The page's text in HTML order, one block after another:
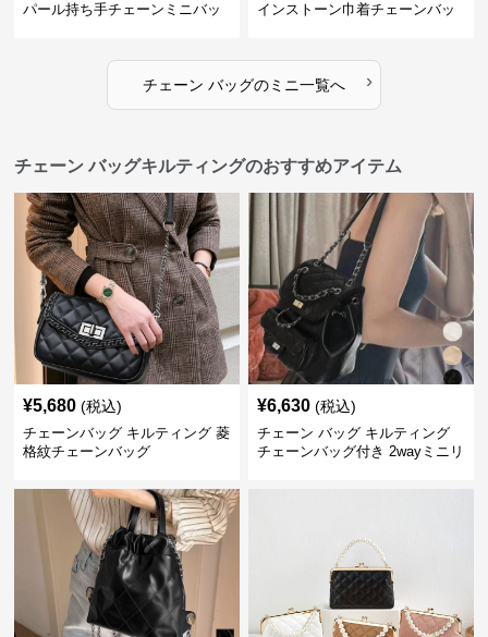
パール持ち手チェーンミニバッ
インストーン巾着チェーンバッ
チェーン バッグのミニ一覧へ ›
チェーン バッグキルティングのおすすめアイテム
¥5,680 (税込)
チェーンバッグ キルティング 菱
格紋チェーンバッグ
¥6,630 (税込)
チェーン バッグ キルティング
チェーンバッグ付き 2wayミニリ